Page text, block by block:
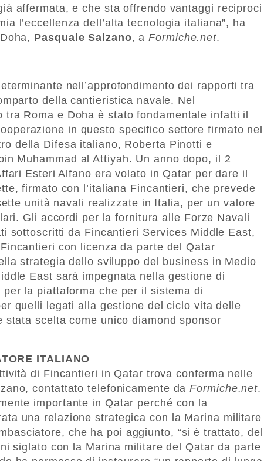
affermata, e che sta offrendo vantaggi reciproci
l’eccellenza dell’alta tecnologia italiana”, ha
Pasquale Salzano, aFormiche.net.
nell’approfondimento dei rapporti tra
della cantieristica navale. Nel
tra Roma e Doha è stato fondamentale infatti il
in questo specifico settore firmato nel
della Difesa italiano, Roberta Pinotti e
Muhammad al Attiyah. Un anno dopo, il 2
Esteri Alfano era volato in Qatar per dare il
firmato con l’italiana Fincantieri, che prevede
unità navali realizzate in Italia, per un valore
Gli accordi per la fornitura alle Forze Navali
sottoscritti da Fincantieri Services Middle East,
con licenza da parte del Qatar
strategia dello sviluppo del business in Medio
East sarà impegnata nella gestione di
per la piattaforma che per il sistema di
quelli legati alla gestione del ciclo vita delle
scelta come unico diamond sponsor
ITALIANO
di Fincantieri in Qatar trova conferma nelle
contattato telefonicamente daFormiche.net.
importante in Qatar perché con la
una relazione strategica con la Marina militare
che ha poi aggiunto, “si è trattato, del
siglato con la Marina militare del Qatar da parte